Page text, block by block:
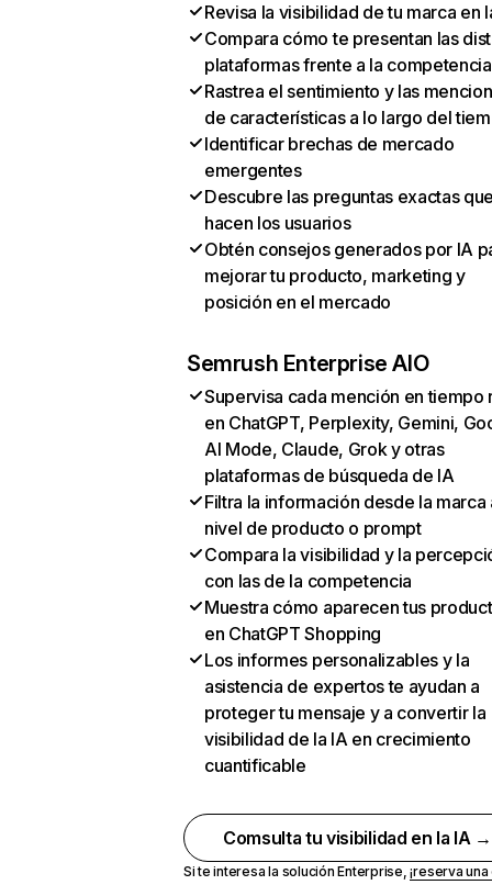
Revisa la visibilidad de tu marca en
Compara cómo te presentan las
plataformas frente a la competencia
Rastrea el sentimiento y las
de características a lo largo del
Identificar brechas de mercado
emergentes
Descubre las preguntas exactas
hacen los usuarios
Obtén consejos generados por IA
mejorar tu producto, marketing y
posición en el mercado
Semrush Enterprise AIO
Supervisa cada mención en tiempo
en ChatGPT, Perplexity, Gemini,
AI Mode, Claude, Grok y otras
plataformas de búsqueda de IA
Filtra la información desde la marca
nivel de producto o prompt
Compara la visibilidad y la
con las de la competencia
Muestra cómo aparecen tus
en ChatGPT Shopping
Los informes personalizables y la
asistencia de expertos te ayudan a
proteger tu mensaje y a convertir la
visibilidad de la IA en crecimiento
cuantificable
Comsulta tu visibilidad en la IA →
Si te interesa la solución Enterprise,¡reserva